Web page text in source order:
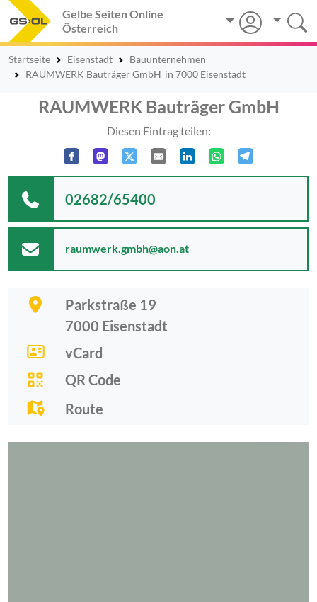
Gelbe Seiten Online
Österreich
Startseite Eisenstadt
Bauunternehmen
RAUMWERK Bauträger GmbH in 7000 Eisenstadt
RAUMWERK Bauträger GmbH
Diesen Eintrag teilen:
Parkstraße 19
7000 Eisenstadt
vCard
QR Code
Route
02682/65400
raumwerk.gmbh@aon.at